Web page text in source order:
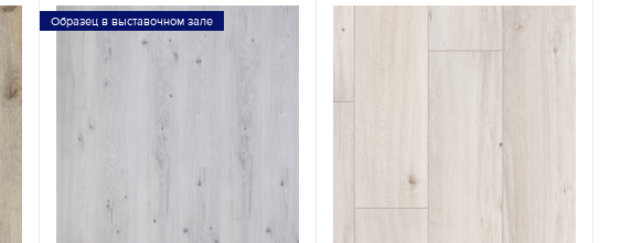
Образец в выставочном зале